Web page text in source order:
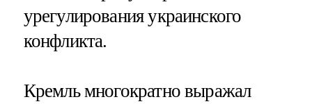
урегулирования украинского
конфликта.
Кремль многократно выражал